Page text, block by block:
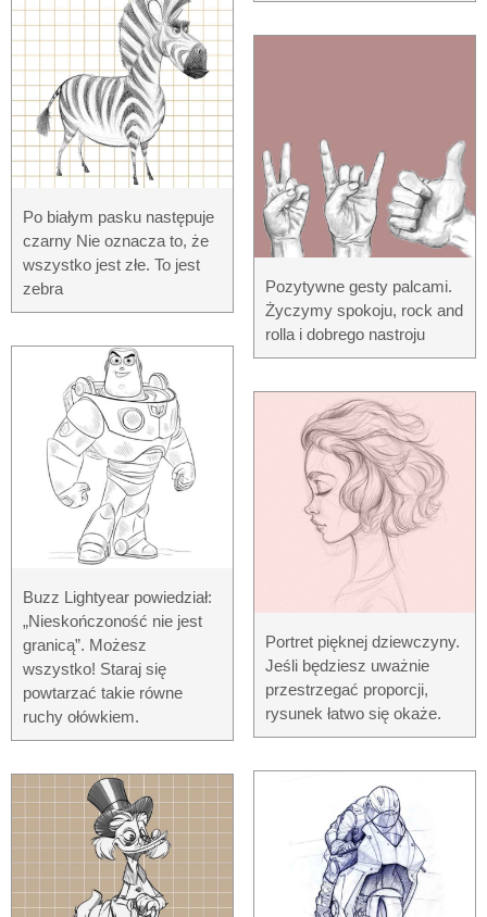
Po białym pasku następuje
czarny Nie oznacza to, że
wszystko jest złe. To jest
zebra
Buzz Lightyear powiedział:
„Nieskończoność nie jest
granicą”. Możesz
wszystko! Staraj się
powtarzać takie równe
ruchy ołówkiem.
Pozytywne gesty palcami.
Życzymy spokoju, rock and
rolla i dobrego nastroju
Portret pięknej dziewczyny.
Jeśli będziesz uważnie
przestrzegać proporcji,
rysunek łatwo się okaże.